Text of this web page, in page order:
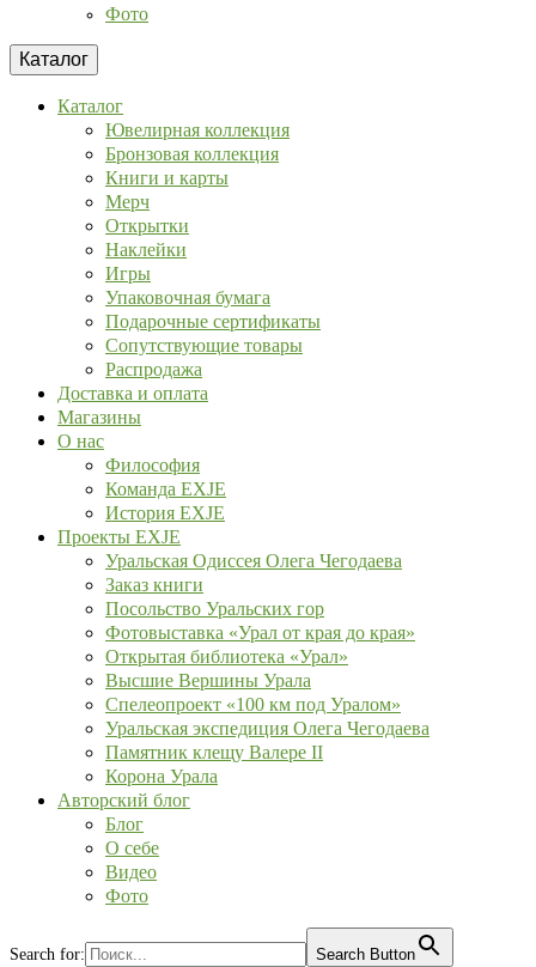
Фото
Каталог
Каталог
Ювелирная коллекция
Бронзовая коллекция
Книги и карты
Мерч
Открытки
Наклейки
Игры
Упаковочная бумага
Подарочные сертификаты
Сопутствующие товары
Распродажа
Доставка и оплата
Магазины
О нас
Философия
Команда EXJE
История EXJE
Проекты EXJE
Уральская Одиссея Олега Чегодаева
Заказ книги
Посольство Уральских гор
Фотовыставка «Урал от края до края»
Открытая библиотека «Урал»
Высшие Вершины Урала
Спелеопроект «100 км под Уралом»
Уральская экспедиция Олега Чегодаева
Памятник клещу Валере II
Корона Урала
Авторский блог
Блог
О себе
Видео
Фото
Search for:
Search Button